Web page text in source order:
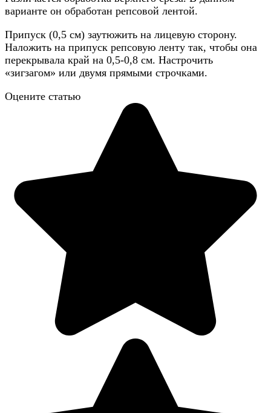
варианте он обработан репсовой лентой.
Припуск (0,5 см) заутюжить на лицевую сторону.
Наложить на припуск репсовую ленту так, чтобы она
перекрывала край на 0,5-0,8 см. Настрочить
«зигзагом» или двумя прямыми строчками.
Оцените статью